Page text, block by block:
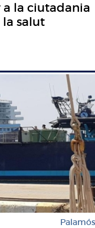
la ciutadania
salut
Palamós